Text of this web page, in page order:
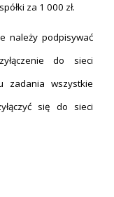
za 1 000 zł.
należy podpisywać
do sieci
zadania wszystkie
się do sieci